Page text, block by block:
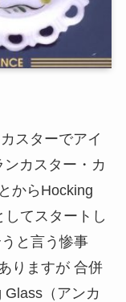
スターでアイ
カスター・カ
からHocking
てスタートし
と言う惨事
りますが 合併
（アンカ